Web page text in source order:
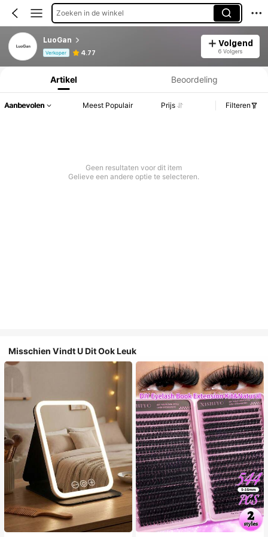
Zoeken in de winkel
LuoGan
Verkoper 4.77
Volgend
6 Volgers
Productinformatie: Prijsopenbaring, Verkoop- en Voorraadgegevens.
Artikel Beoordeling
Aanbevolen Meest Populair Prijs Filteren
Geen resultaten voor dit item
Gelieve een andere optie te selecteren.
Misschien Vindt U Dit Ook Leuk